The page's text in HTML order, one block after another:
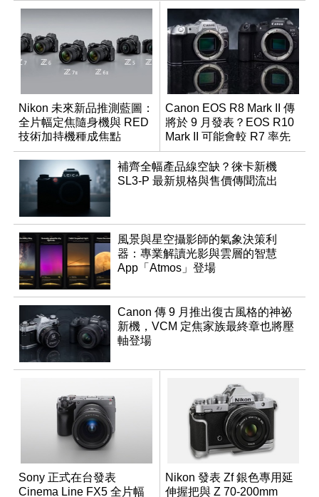
Nikon 未來新品推測藍圖：
全片幅定焦隨身機與 RED
技術加持機種成焦點
Canon EOS R8 Mark II 傳
將於 9 月發表？EOS R10
Mark II 可能會較 R7 率先
推出
補齊全幅產品線空缺？徠卡新機
SL3-P 最新規格與售價傳聞流出
風景與星空攝影師的氣象決策利
器：專業解讀光影與雲層的智慧
App「Atmos」登場
Canon 傳 9 月推出復古風格的神祕
新機，VCM 定焦家族最終章也將壓
軸登場
Sony 正式在台發表
Cinema Line FX5 全片幅
Nikon 發表 Zf 銀色專用延
伸握把與 Z 70-200mm